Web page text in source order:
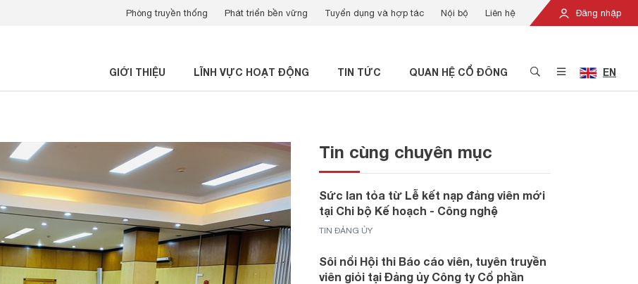
Đăng nhập
Phòng truyền thống Phát triển bền vững Tuyển dụng và hợp tác Nội bộ Liên hệ
GIỚI THIỆU LĨNH VỰC HOẠT ĐỘNG TIN TỨC QUAN HỆ CỔ ĐÔNG EN
Tin cùng chuyên mục
Sức lan tỏa từ Lễ kết nạp đảng viên mới
tại Chi bộ Kế hoạch - Công nghệ
TIN ĐẢNG ỦY
Sôi nổi Hội thi Báo cáo viên, tuyên truyền
viên giỏi tại Đảng ủy Công ty Cổ phần